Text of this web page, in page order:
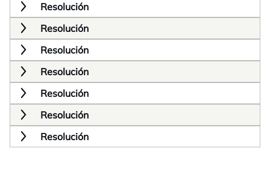
Resolución
Resolución
Resolución
Resolución
Resolución
Resolución
Resolución